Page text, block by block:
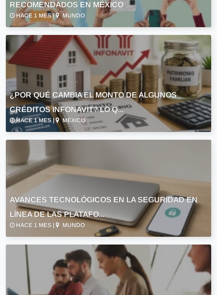
RECOMENDADOS EN MÉXICO
HACE 1 MES | MUNDO
¿POR QUÉ CAMBIA EL MONTO DE ALGUNOS
CRÉDITOS INFONAVIT? LO Q...
HACE 1 MES | MÉXICO
AVANCES TECNOLÓGICOS EN LA SEGURIDAD EN
LÍNEA DE LAS PLATAFO...
HACE 1 MES | MUNDO